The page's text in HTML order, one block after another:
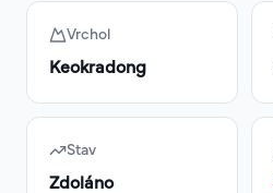
Vrchol
Keokradong
Stav
Zdoláno